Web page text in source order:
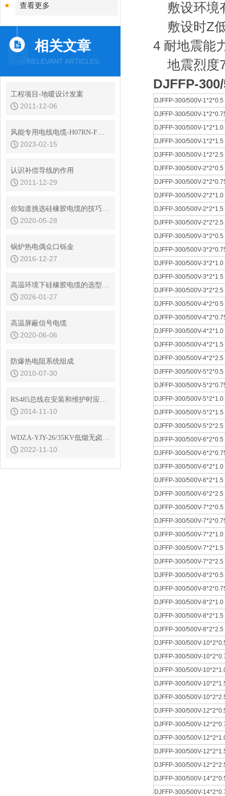
查看更多
相关文章
RELEVANT ARTICLES
工程项目-地暖设计发案
2011-12-06
风能专用电线电缆-H07RN-F橡套电缆
2023-02-15
认识补偿导线的作用
2011-12-29
你知道挑选硅橡胶电缆的技巧吗？
2020-05-28
锅炉热电偶众口铄金
2016-12-27
高温环境下硅橡胶电缆的选型与长期老化性能评估
2026-01-27
高温屏蔽信号电缆
2020-06-06
防爆热电阻系统组成
2010-07-30
RS485总线在安装和维护时应注意事项
2014-11-10
WDZA-YJY-26/35KV低烟无卤高压电缆载流量
2022-11-10
敷设环境
敷设时Z
4 耐地震能
地震烈度
DJFFP-
DJFFP-300/500V-1*2*0.5
DJFFP-300/500V-
DJFFP-300/500V-1*2*1.0
DJFFP-300/500V-1*2*1.5
DJFFP-300/500V-1*2*2.5
DJFFP-300/500V-2*2*0.5
DJFFP-300/500V-
DJFFP-300/500V-2*2*1.0
DJFFP-300/500V-2*2*1.5
DJFFP-300/500V-2*2*2.5
DJFFP-300/500V-3*2*0.5
DJFFP-300/500V-
DJFFP-300/500V-3*2*1.0
DJFFP-300/500V-3*2*1.5
DJFFP-300/500V-3*2*2.5
DJFFP-300/500V-4*2*0.5
DJFFP-300/500V-
DJFFP-300/500V-4*2*1.0
DJFFP-300/500V-4*2*1.5
DJFFP-300/500V-4*2*2.5
DJFFP-300/500V-5*2*0.5
DJFFP-300/500V-
DJFFP-300/500V-5*2*1.0
DJFFP-300/500V-5*2*1.5
DJFFP-300/500V-5*2*2.5
DJFFP-300/500V-6*2*0.5
DJFFP-300/500V-
DJFFP-300/500V-6*2*1.0
DJFFP-300/500V-6*2*1.5
DJFFP-300/500V-6*2*2.5
DJFFP-300/500V-7*2*0.5
DJFFP-300/500V-
DJFFP-300/500V-7*2*1.0
DJFFP-300/500V-7*2*1.5
DJFFP-300/500V-7*2*2.5
DJFFP-300/500V-8*2*0.5
DJFFP-300/500V-
DJFFP-300/500V-8*2*1.0
DJFFP-300/500V-8*2*1.5
DJFFP-300/500V-8*2*2.5
DJFFP-300/500V-
DJFFP-300/500V-
DJFFP-300/500V-
DJFFP-300/500V-
DJFFP-300/500V-
DJFFP-300/500V-
DJFFP-300/500V-
DJFFP-300/500V-
DJFFP-300/500V-
DJFFP-300/500V-
DJFFP-300/500V-
DJFFP-300/500V-